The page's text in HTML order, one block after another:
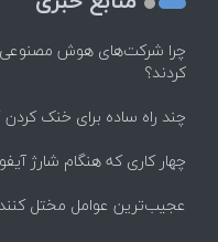
چرا شرکت‌های هوش مصنوعی
کردند؟
چند راه‌ ساده برای خنک
چهار کاری که هنگام شارژ
عجیب‌ترین عوامل مختل